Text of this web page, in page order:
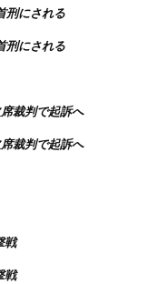
刑にされる
刑にされる
裁判で起訴へ
裁判で起訴へ
戦
戦